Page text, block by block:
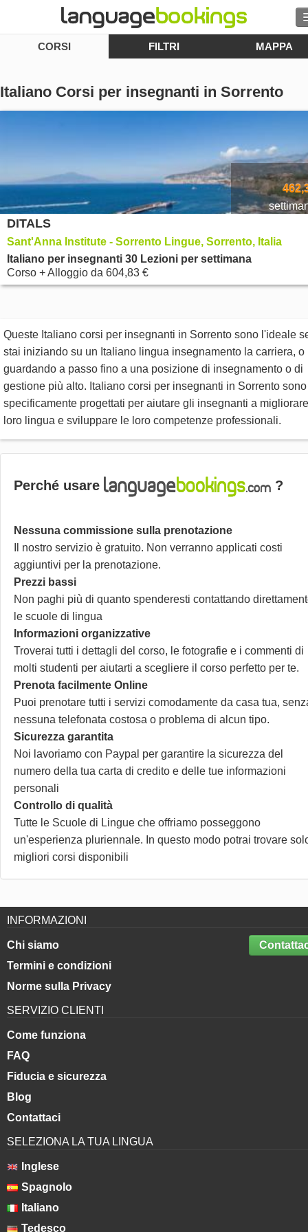
Cerca
SFOGLIARE
Aiuto
Valuta €
Lingua
CORSI FILTRI MAPPA
Italiano Corsi per insegnanti in Sorrento
DITALS
Sant'Anna Institute - Sorrento Lingue, Sorrento, Italia
Italiano per insegnanti 30 Lezioni per settimana
Corso + Alloggio da 604,83 €
Queste Italiano corsi per insegnanti in Sorrento sono l'ideale
stai iniziando su un Italiano lingua insegnamento la carriera, o
guardando a passo fino a una posizione di insegnamento o di
gestione più alto. Italiano corsi per insegnanti in Sorrento sono
specificamente progettati per aiutare gli insegnanti a
loro lingua e sviluppare le loro competenze professionali.
Perché usare ?
Nessuna commissione sulla prenotazione
Il nostro servizio è gratuito. Non verranno applicati costi
aggiuntivi per la prenotazione.
Prezzi bassi
Non paghi più di quanto spenderesti contattando
le scuole di lingua
Informazioni organizzative
Troverai tutti i dettagli del corso, le fotografie e i commenti di
molti studenti per aiutarti a scegliere il corso perfetto per te.
Prenota facilmente Online
Puoi prenotare tutti i servizi comodamente da casa tua,
nessuna telefonata costosa o problema di alcun tipo.
Sicurezza garantita
Noi lavoriamo con Paypal per garantire la sicurezza del
numero della tua carta di credito e delle tue informazioni
personali
Controllo di qualità
Tutte le Scuole di Lingue che offriamo posseggono
un'esperienza pluriennale. In questo modo potrai trovare
migliori corsi disponibili
INFORMAZIONI
Chi siamo
Termini e condizioni
Norme sulla Privacy
SERVIZIO CLIENTI
Come funziona
FAQ
Fiducia e sicurezza
Blog
Contattaci
SELEZIONA LA TUA LINGUA
Inglese
Spagnolo
Italiano
Tedesco